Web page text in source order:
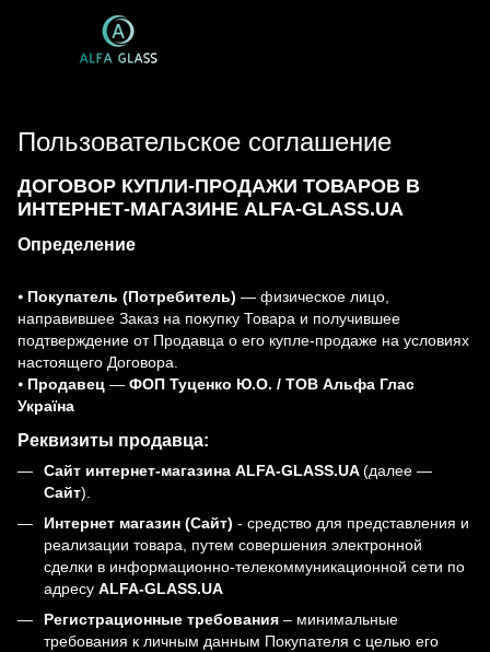
Пользовательское соглашение
ДОГОВОР КУПЛИ-ПРОДАЖИ ТОВАРОВ В
ИНТЕРНЕТ-МАГАЗИНЕ ALFA-GLASS.UA
Определение
⦁ Покупатель (Потребитель) — физическое лицо,
направившее Заказ на покупку Товара и получившее
подтверждение от Продавца о его купле-продаже на условиях
настоящего Договора.
⦁ Продавец — ФОП Туценко Ю.О. / ТОВ Альфа Глас
Україна
Реквизиты продавца:
Сайт интернет-магазина ALFA-GLASS.UA (далее —
Сайт).
Интернет магазин (Сайт) - средство для представления и
реализации товара, путем совершения электронной
сделки в информационно-телекоммуникационной сети по
адресу ALFA-GLASS.UA
Регистрационные требования – минимальные
требования к личным данным Покупателя с целью его